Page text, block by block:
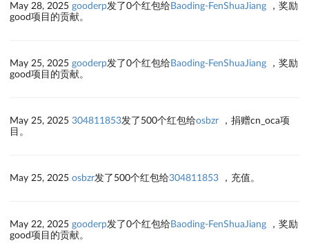
May 28, 2025 gooderp发了0个红包给Baoding-FenShuaJiang ，奖励
good项目的贡献。
May 25, 2025 gooderp发了0个红包给Baoding-FenShuaJiang ，奖励
good项目的贡献。
May 25, 2025 304811853发了500个红包给osbzr ，捐赠cn_oca项
目。
May 25, 2025 osbzr发了500个红包给304811853 ，充值。
May 22, 2025 gooderp发了0个红包给Baoding-FenShuaJiang ，奖励
good项目的贡献。